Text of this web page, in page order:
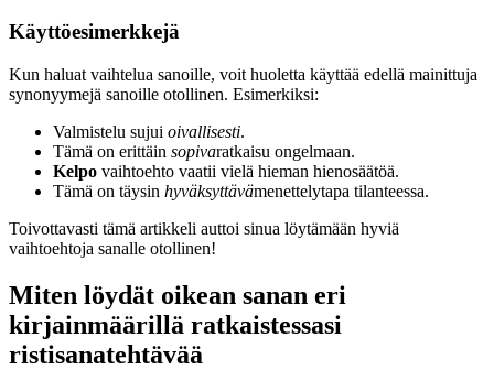
Käyttöesimerkkejä
Kun haluat vaihtelua sanoille, voit huoletta käyttää edellä mainittuja
synonyymejä sanoille otollinen. Esimerkiksi:
Valmistelu sujui oivallisesti.
Tämä on erittäin sopivaratkaisu ongelmaan.
Kelpo vaihtoehto vaatii vielä hieman hienosäätöä.
Tämä on täysin hyväksyttävämenettelytapa tilanteessa.
Toivottavasti tämä artikkeli auttoi sinua löytämään hyviä
vaihtoehtoja sanalle otollinen!
Miten löydät oikean sanan eri
kirjainmäärillä ratkaistessasi
ristisanatehtävää